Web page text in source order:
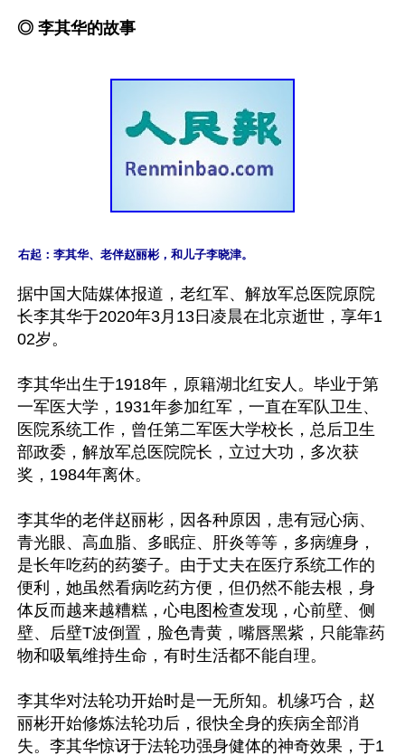
◎ 李其华的故事
右起：李其华、老伴赵丽彬，和儿子李晓津。
据中国大陆媒体报道，老红军、解放军总医院原院
长李其华于2020年3月13日凌晨在北京逝世，享年1
02岁。
李其华出生于1918年，原籍湖北红安人。毕业于第
一军医大学，1931年参加红军，一直在军队卫生、
医院系统工作，曾任第二军医大学校长，总后卫生
部政委，解放军总医院院长，立过大功，多次获
奖，1984年离休。
李其华的老伴赵丽彬，因各种原因，患有冠心病、
青光眼、高血脂、多眠症、肝炎等等，多病缠身，
是长年吃药的药篓子。由于丈夫在医疗系统工作的
便利，她虽然看病吃药方便，但仍然不能去根，身
体反而越来越糟糕，心电图检查发现，心前壁、侧
壁、后壁T波倒置，脸色青黄，嘴唇黑紫，只能靠药
物和吸氧维持生命，有时生活都不能自理。
李其华对法轮功开始时是一无所知。机缘巧合，赵
丽彬开始修炼法轮功后，很快全身的疾病全部消
失。李其华惊讶于法轮功强身健体的神奇效果，于1